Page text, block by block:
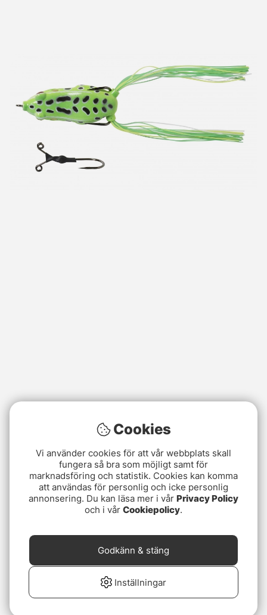
Cookies
Vi använder cookies för att vår webbplats skall
fungera så bra som möjligt samt för
marknadsföring och statistik. Cookies kan komma
att användas för personlig och icke personlig
annonsering. Du kan läsa mer i vår Privacy Policy
och i vår Cookiepolicy.
Inställningar
Godkänn & stäng